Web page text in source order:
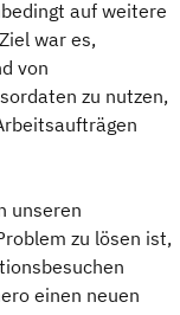
auf weitere
war es,
von
zu nutzen,
unseren
zu lösen ist,
einen neuen